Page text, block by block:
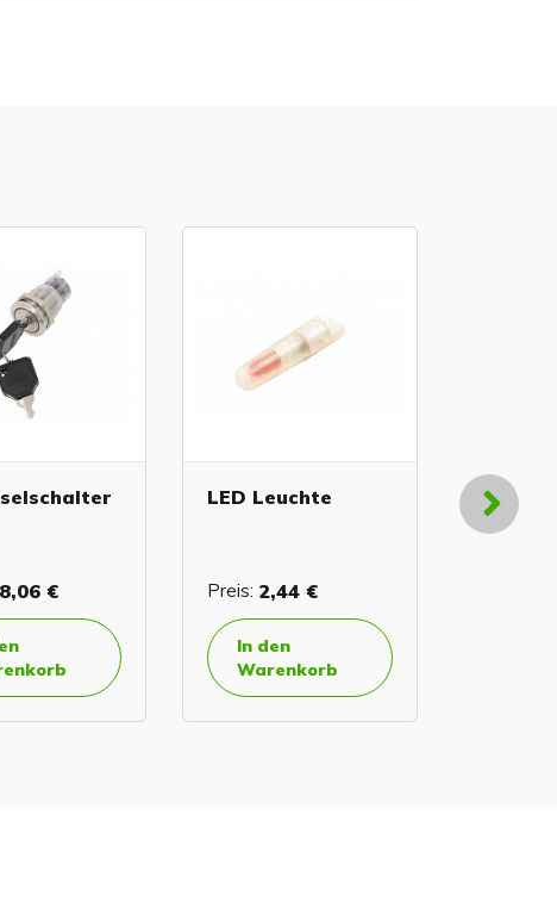
€
LED Leuchte
Preis: 2,44 €
In den
Warenkorb
Halter